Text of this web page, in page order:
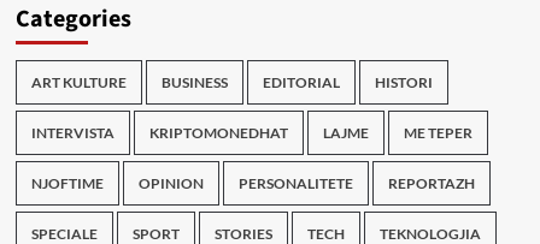
Categories
ART KULTURE BUSINESS EDITORIAL HISTORI
INTERVISTA KRIPTOMONEDHAT LAJME ME TEPER
NJOFTIME OPINION PERSONALITETE REPORTAZH
SPECIALE SPORT STORIES TECH TEKNOLOGJIA